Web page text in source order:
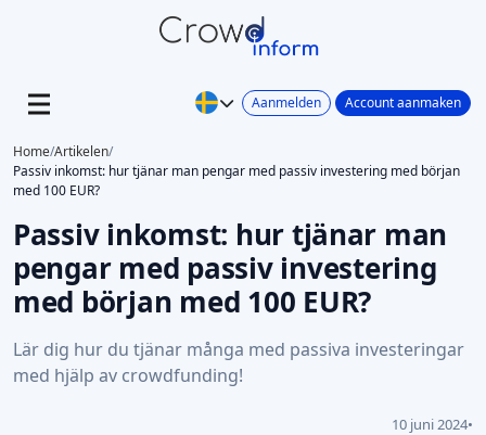
Aanmelden Account aanmaken
Home/Artikelen/
Passiv inkomst: hur tjänar man pengar med passiv investering med början
med 100 EUR?
Passiv inkomst: hur tjänar man
pengar med passiv investering
med början med 100 EUR?
Lär dig hur du tjänar många med passiva investeringar
med hjälp av crowdfunding!
10 juni 2024•